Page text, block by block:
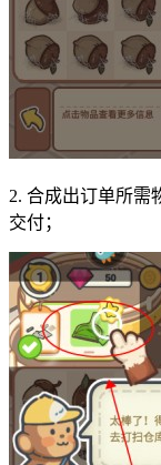
2. 合成出订单所需
交付；